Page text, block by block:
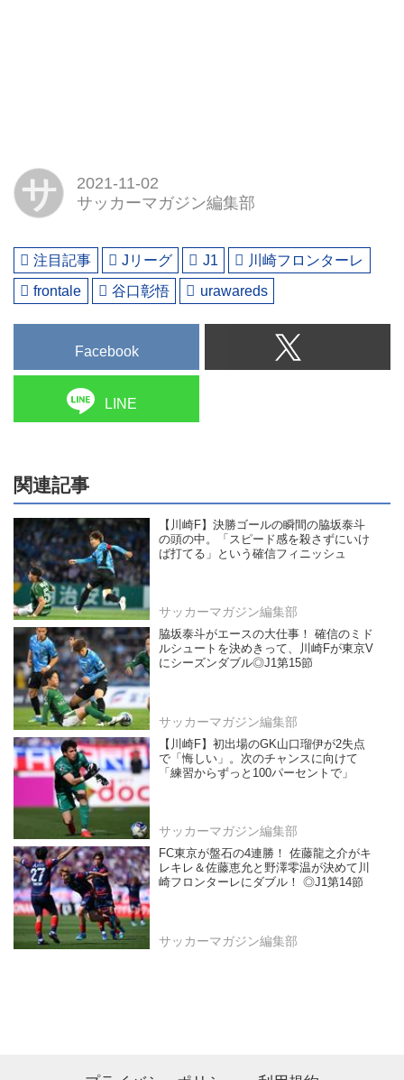
サ
2021-11-02
サッカーマガジン編集部
注目記事 Jリーグ J1
川崎フロンターレ
frontale
谷口彰悟 urawareds
Facebook
LINE
関連記事
【川崎F】決勝ゴールの瞬間の脇坂泰斗
の頭の中。「スピード感を殺さずにいけ
ば打てる」という確信フィニッシュ
サッカーマガジン編集部
脇坂泰斗がエースの大仕事！ 確信のミド
ルシュートを決めきって、川崎Fが東京V
にシーズンダブル◎J1第15節
サッカーマガジン編集部
【川崎F】初出場のGK山口瑠伊が2失点
で「悔しい」。次のチャンスに向けて
「練習からずっと100パーセントで」
サッカーマガジン編集部
FC東京が盤石の4連勝！ 佐藤龍之介がキ
レキレ＆佐藤恵允と野澤零温が決めて川
崎フロンターレにダブル！ ◎J1第14節
サッカーマガジン編集部